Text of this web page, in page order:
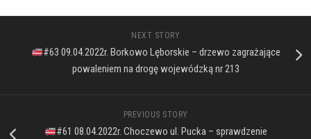
NEXT STORY
#63 09.04.2022r. Borkowo Lęborskie – drzewo zagrażające
powaleniem na drogę wojewódzką nr 213
PREVIOUS STORY
#61 08.04.2022r. Choczewo ul. Pucka – sprawdzenie